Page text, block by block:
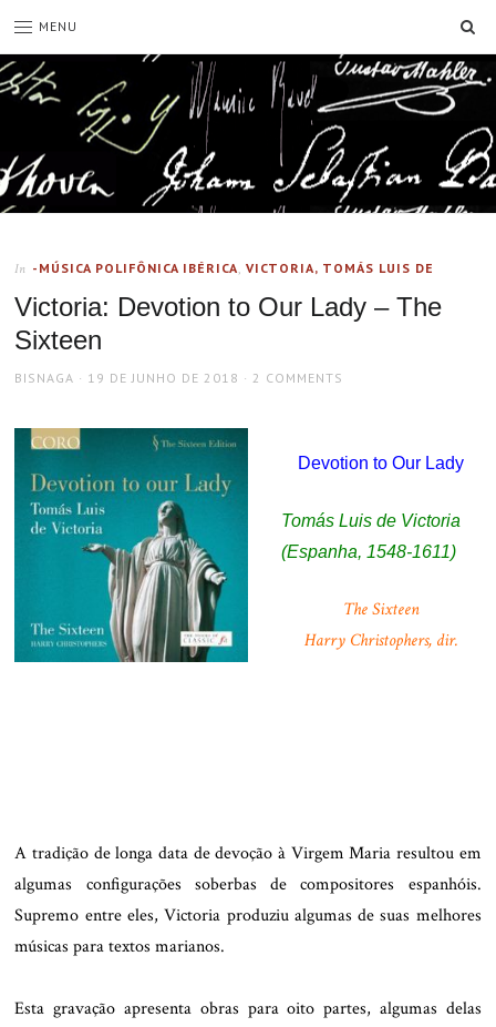
MENU
In -MÚSICA POLIFÔNICA IBÉRICA,VICTORIA, TOMÁS LUIS DE
Victoria: Devotion to Our Lady – The
Sixteen
AUTHOR
BISNAGA
POSTED
19 DE JUNHO DE 2018 2 COMMENTS
Devotion to Our Lady
Tomás Luis de Victoria
(Espanha, 1548-1611)
The Sixteen
Harry Christophers, dir.
A tradição de longa data de devoção à Virgem Maria resultou em
algumas configurações soberbas de compositores espanhóis.
Supremo entre eles, Victoria produziu algumas de suas melhores
músicas para textos marianos.
Esta gravação apresenta obras para oito partes, algumas delas